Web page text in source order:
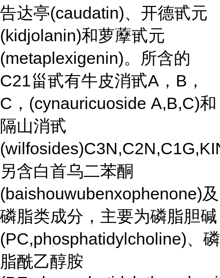
告达亭(caudatin)、开德甙元
(kidjolanin)和萝藦甙元
(metaplexigenin)。所含的
C21甾甙有牛皮消甙A，B，
C，(cynauricuoside A,B,C)和
隔山消甙
另含白首乌二苯酮
(baishouwubenxophenone)及
磷脂类成分，主要为磷脂胆碱
(PC,phosphatidylcholine)、磷
脂酰乙醇胺